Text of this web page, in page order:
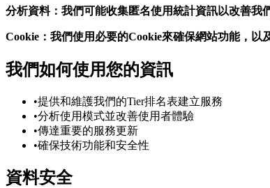
分析資料：我們可能收集匿名使用統計資訊以改善我
Cookie：我們使用必要的Cookie來確保網站功能，
我們如何使用您的資訊
•提供和維護我們的Tier排名表建立服務
•分析使用模式並改善使用者體驗
•傳達重要的服務更新
•確保技術功能和安全性
資料安全